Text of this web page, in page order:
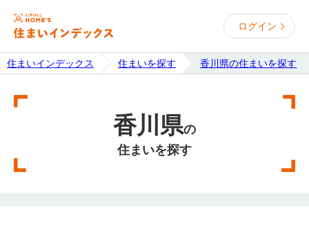
ログイン
住まいインデックス 住まいを探す 香川県の住まいを探す
香川県の
住まいを探す